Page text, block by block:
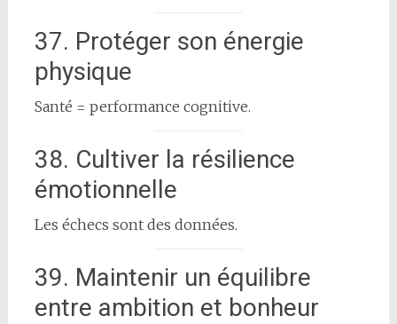
37. Protéger son énergie
physique
Santé = performance cognitive.
38. Cultiver la résilience
émotionnelle
Les échecs sont des données.
39. Maintenir un équilibre
entre ambition et bonheur